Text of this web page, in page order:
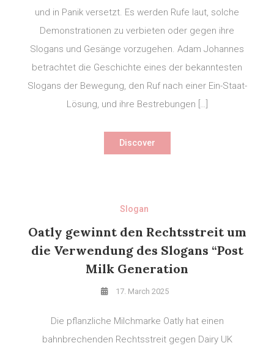
und in Panik versetzt. Es werden Rufe laut, solche
Demonstrationen zu verbieten oder gegen ihre
Slogans und Gesänge vorzugehen. Adam Johannes
betrachtet die Geschichte eines der bekanntesten
Slogans der Bewegung, den Ruf nach einer Ein-Staat-
Lösung, und ihre Bestrebungen […]
Discover
Slogan
Oatly gewinnt den Rechtsstreit um
die Verwendung des Slogans “Post
Milk Generation
17. March 2025
Die pflanzliche Milchmarke Oatly hat einen
bahnbrechenden Rechtsstreit gegen Dairy UK